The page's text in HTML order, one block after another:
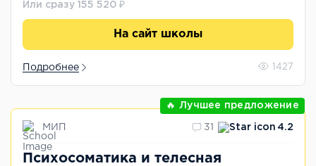
Или сразу 155 520 ₽
На сайт школы
Подробнее 1427
🔥 Лучшее предложение
МИП 31 4.2
Психосоматика и телесная